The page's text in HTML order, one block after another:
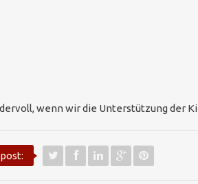
wenn wir die Unterstützung der